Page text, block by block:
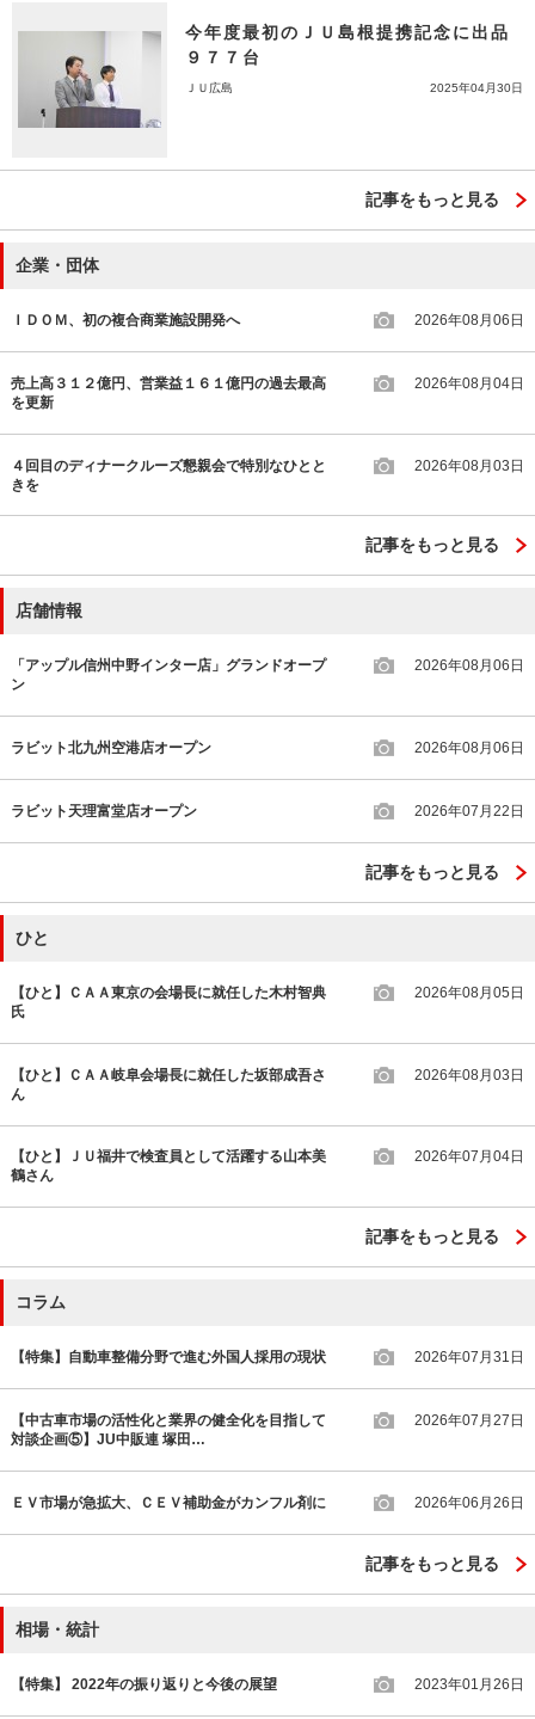
今年度最初のＪＵ島根提携記念に出品
９７７台
ＪＵ広島 2025年04月30日
記事をもっと見る
企業・団体
ＩＤＯＭ、初の複合商業施設開発へ 2026年08月06日
売上高３１２億円、営業益１６１億円の過去最高
を更新
2026年08月04日
４回目のディナークルーズ懇親会で特別なひとと
きを
2026年08月03日
記事をもっと見る
店舗情報
「アップル信州中野インター店」グランドオープ
ン
2026年08月06日
ラビット北九州空港店オープン 2026年08月06日
ラビット天理富堂店オープン 2026年07月22日
記事をもっと見る
ひと
【ひと】ＣＡＡ東京の会場長に就任した木村智典
氏
2026年08月05日
【ひと】ＣＡＡ岐阜会場長に就任した坂部成吾さ
ん
2026年08月03日
【ひと】ＪＵ福井で検査員として活躍する山本美
鶴さん
2026年07月04日
記事をもっと見る
コラム
【特集】自動車整備分野で進む外国人採用の現状 2026年07月31日
【中古車市場の活性化と業界の健全化を目指して
対談企画⑤】JU中販連 塚田…
2026年07月27日
ＥＶ市場が急拡大、ＣＥＶ補助金がカンフル剤に 2026年06月26日
記事をもっと見る
相場・統計
【特集】 2022年の振り返りと今後の展望 2023年01月26日